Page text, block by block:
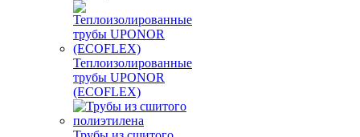
Теплоизолированные
трубы UPONOR
(ECOFLEX)